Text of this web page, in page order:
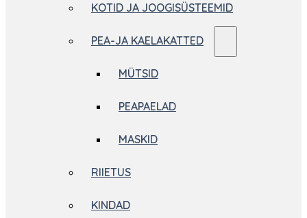
KOTID JA JOOGISÜSTEEMID
PEA-JA KAELAKATTED
MÜTSID
PEAPAELAD
MASKID
RIIETUS
KINDAD